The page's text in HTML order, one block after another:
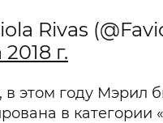
Rivas
г.
в этом году Мэрил
в категории